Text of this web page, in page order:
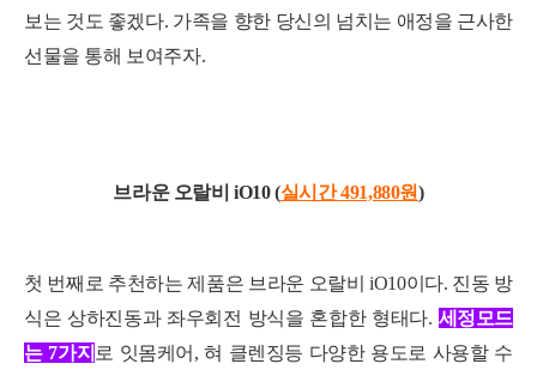
보는 것도 좋겠다. 가족을 향한 당신의 넘치는 애정을 근사한
선물을 통해 보여주자.
브라운 오랄비 iO10 (실시간 491,880원)
첫 번째로 추천하는 제품은 브라운 오랄비 iO10이다. 진동 방
식은 상하진동과 좌우회전 방식을 혼합한 형태다. 세정모드
는 7가지 로 잇몸케어, 혀 클렌징등 다양한 용도로 사용할 수